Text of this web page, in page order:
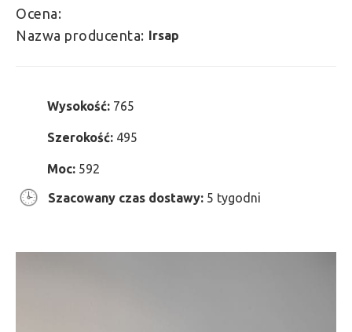
Ocena:
Nazwa producenta: Irsap
Wysokość: 765
Szerokość: 495
Moc: 592
Szacowany czas dostawy: 5 tygodni